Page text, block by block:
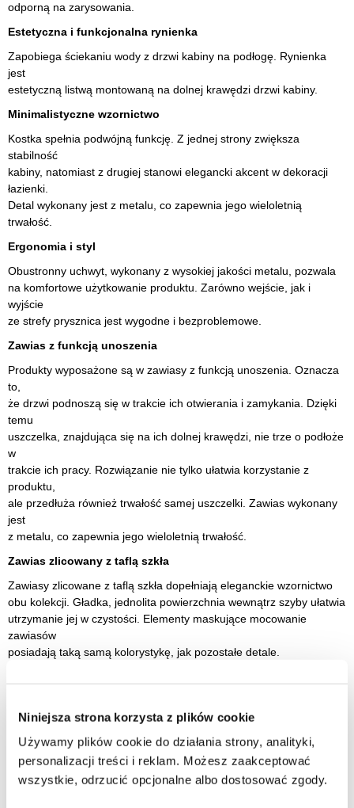
Niniejsza strona korzysta z plików cookie
Używamy plików cookie do działania strony, analityki,
personalizacji treści i reklam. Możesz zaakceptować
wszystkie, odrzucić opcjonalne albo dostosować zgody.
odporną na zarysowania.
Estetyczna i funkcjonalna rynienka
Zapobiega ściekaniu wody z drzwi kabiny na podłogę. Rynienka
jest
estetyczną listwą montowaną na dolnej krawędzi drzwi kabiny.
Minimalistyczne wzornictwo
Kostka spełnia podwójną funkcję. Z jednej strony zwiększa
stabilność
kabiny, natomiast z drugiej stanowi elegancki akcent w dekoracji
łazienki.
Detal wykonany jest z metalu, co zapewnia jego wieloletnią
trwałość.
Ergonomia i styl
Obustronny uchwyt, wykonany z wysokiej jakości metalu, pozwala
na komfortowe użytkowanie produktu. Zarówno wejście, jak i
wyjście
ze strefy prysznica jest wygodne i bezproblemowe.
Zawias z funkcją unoszenia
Produkty wyposażone są w zawiasy z funkcją unoszenia. Oznacza
to,
że drzwi podnoszą się w trakcie ich otwierania i zamykania. Dzięki
temu
uszczelka, znajdująca się na ich dolnej krawędzi, nie trze o podłoże
w
trakcie ich pracy. Rozwiązanie nie tylko ułatwia korzystanie z
produktu,
ale przedłuża również trwałość samej uszczelki. Zawias wykonany
jest
z metalu, co zapewnia jego wieloletnią trwałość.
Zawias zlicowany z taflą szkła
Zawiasy zlicowane z taflą szkła dopełniają eleganckie wzornictwo
obu kolekcji. Gładka, jednolita powierzchnia wewnątrz szyby ułatwia
utrzymanie jej w czystości. Elementy maskujące mocowanie
zawiasów
posiadają taką samą kolorystykę, jak pozostałe detale.
wymiary 90 cm drzwi x 110 cm ścianka stała
wysokość 200 cm
szkło hartowane o grubości 6mm